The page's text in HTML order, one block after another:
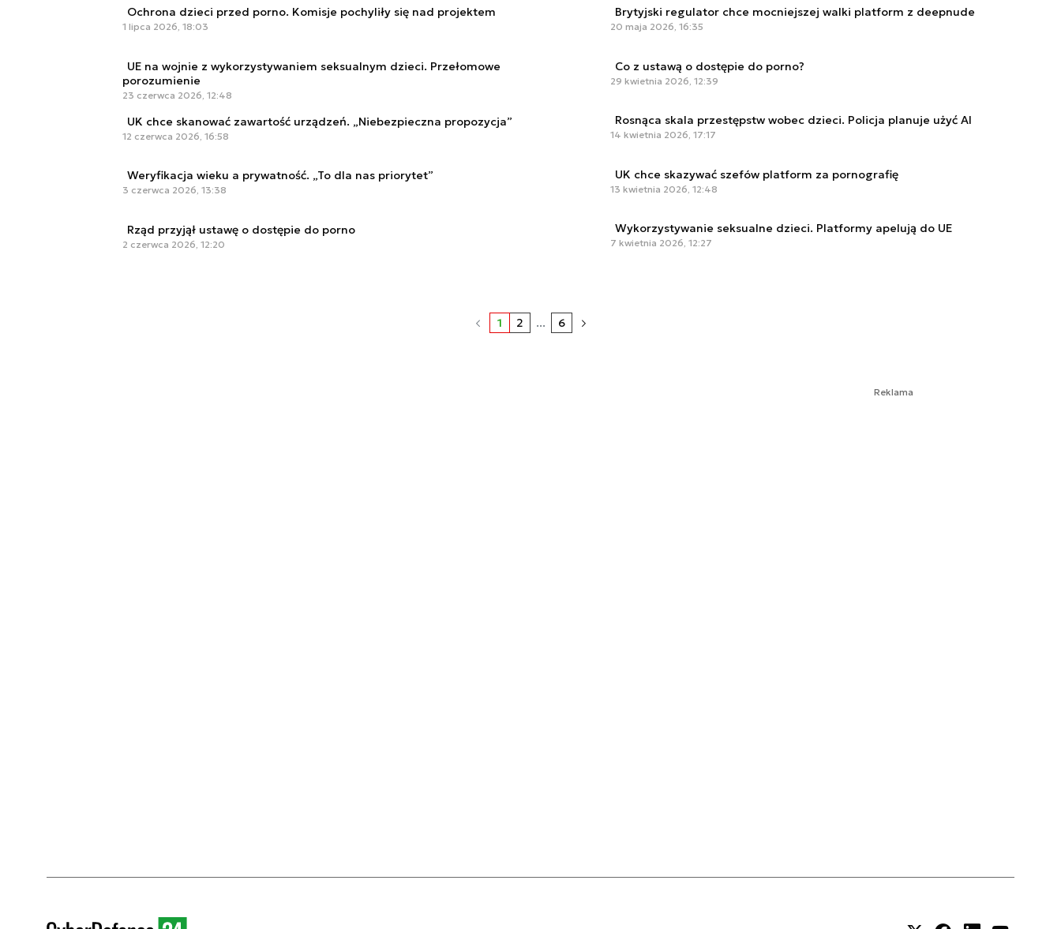
Ochrona dzieci przed porno. Komisje pochyliły się nad projektem
1 lipca 2026, 18:03
UE na wojnie z wykorzystywaniem seksualnym dzieci. Przełomowe
porozumienie
23 czerwca 2026, 12:48
UK chce skanować zawartość urządzeń. „Niebezpieczna propozycja”
12 czerwca 2026, 16:58
Weryfikacja wieku a prywatność. „To dla nas priorytet”
3 czerwca 2026, 13:38
Rząd przyjął ustawę o dostępie do porno
2 czerwca 2026, 12:20
Brytyjski regulator chce mocniejszej walki platform z deepnude
20 maja 2026, 16:35
Co z ustawą o dostępie do porno?
29 kwietnia 2026, 12:39
Rosnąca skala przestępstw wobec dzieci. Policja planuje użyć AI
14 kwietnia 2026, 17:17
UK chce skazywać szefów platform za pornografię
13 kwietnia 2026, 12:48
Wykorzystywanie seksualne dzieci. Platformy apelują do UE
7 kwietnia 2026, 12:27
1 2 ... 6
Reklama